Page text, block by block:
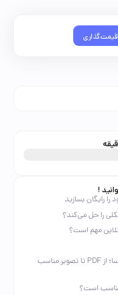
قیمت‌گذاری
!
را رایگان بسازید
را حل می‌کند؟
مهم است؟
خروجی‌های کاربردی فاکتورآسا؛ از PDF تا تصویر مناسب
مناسب است؟